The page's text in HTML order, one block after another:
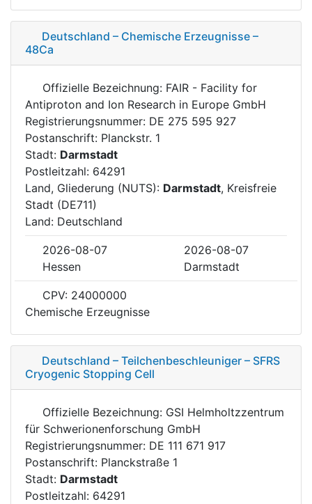
Deutschland – Chemische Erzeugnisse –
48Ca
Offizielle Bezeichnung: FAIR - Facility for
Antiproton and Ion Research in Europe GmbH
Registrierungsnummer: DE 275 595 927
Postanschrift: Planckstr. 1
Stadt: Darmstadt
Postleitzahl: 64291
Land, Gliederung (NUTS): Darmstadt, Kreisfreie
Stadt (DE711)
Land: Deutschland
2026-08-07
2026-08-07
Hessen
Darmstadt
CPV: 24000000
Chemische Erzeugnisse
Deutschland – Teilchenbeschleuniger – SFRS
Cryogenic Stopping Cell
Offizielle Bezeichnung: GSI Helmholtzzentrum
für Schwerionenforschung GmbH
Registrierungsnummer: DE 111 671 917
Postanschrift: Planckstraße 1
Stadt: Darmstadt
Postleitzahl: 64291